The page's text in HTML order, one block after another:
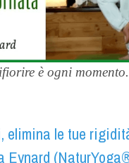
è ogni
elimina le tue
Eynard